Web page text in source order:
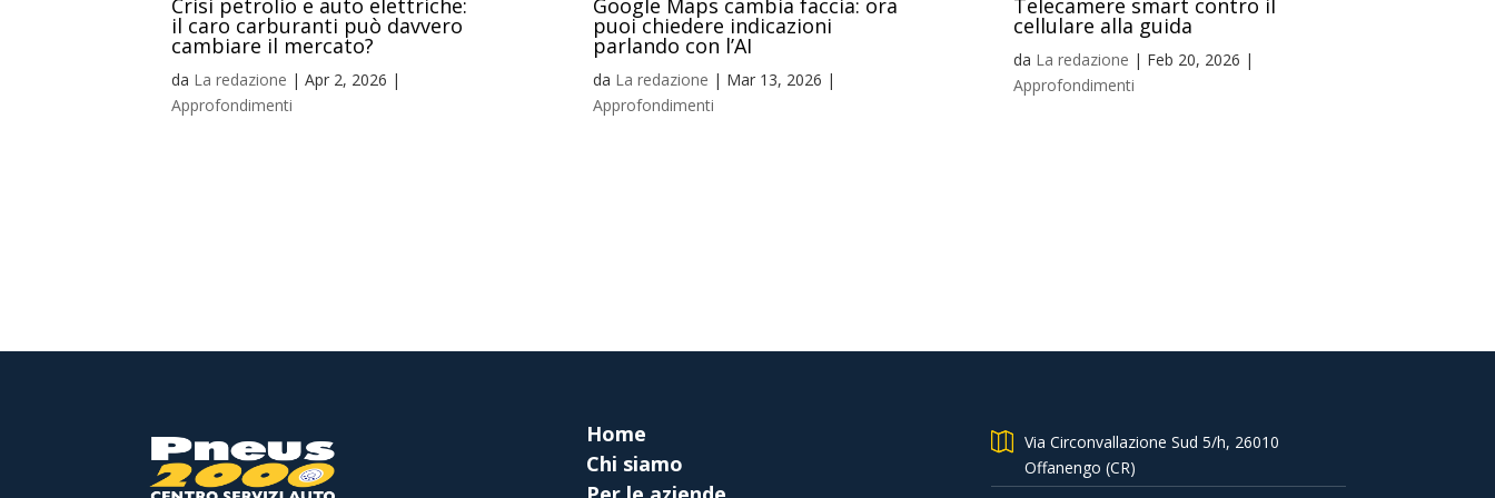
il caro carburanti può davvero
cambiare il mercato?
da La redazione |Apr 2, 2026 |
Approfondimenti
puoi chiedere indicazioni
parlando con l’AI
da La redazione | Mar 13, 2026 |
Approfondimenti
cellulare alla guida
da La redazione | Feb 20, 2026 |
Approfondimenti
Home
Chi siamo
Via Circonvallazione Sud 5/h, 26010
Offanengo (CR)